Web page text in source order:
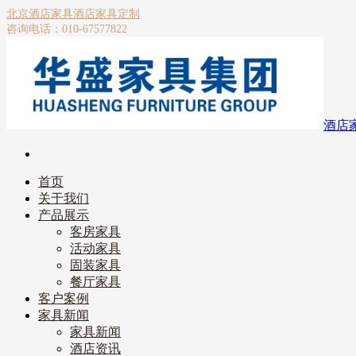
北京酒店家具酒店家具定制
咨询电话：010-67577822
酒店
首页
关于我们
产品展示
客房家具
活动家具
固装家具
餐厅家具
客户案例
家具新闻
家具新闻
酒店资讯